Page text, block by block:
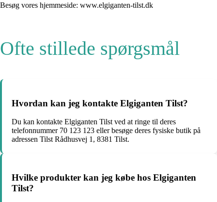
Besøg vores hjemmeside: www.elgiganten-tilst.dk
Ofte stillede spørgsmål
Hvordan kan jeg kontakte Elgiganten Tilst?
Du kan kontakte Elgiganten Tilst ved at ringe til deres
telefonnummer 70 123 123 eller besøge deres fysiske butik på
adressen Tilst Rådhusvej 1, 8381 Tilst.
Hvilke produkter kan jeg købe hos Elgiganten
Tilst?